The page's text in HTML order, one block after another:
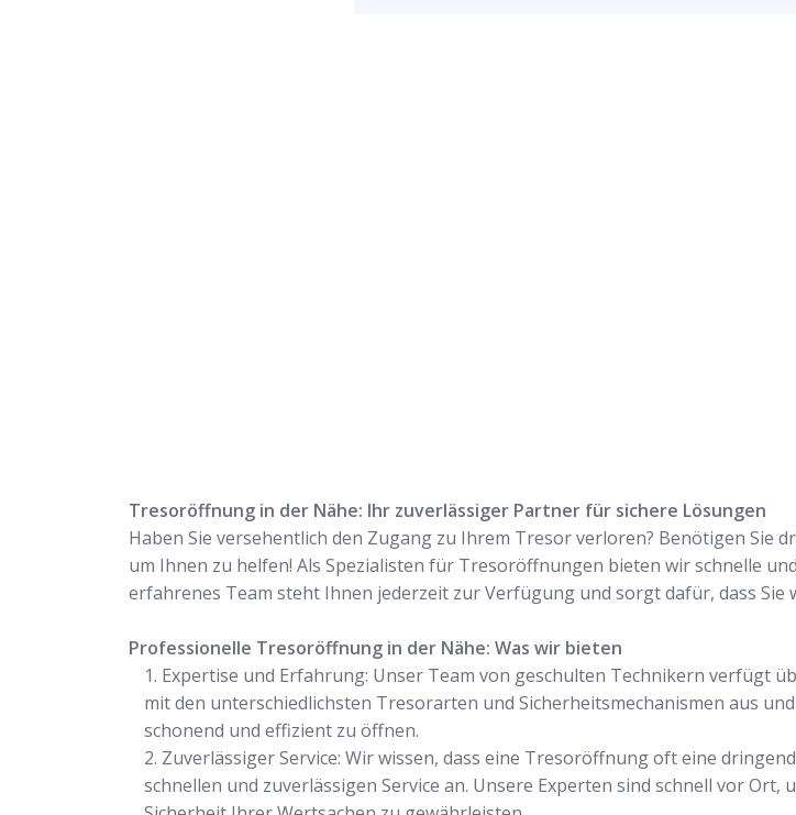
Tresoröffnung in der Nähe: Ihr zuverlässiger Partner für sichere Lösungen
Haben Sie versehentlich den Zugang zu Ihrem Tresor verloren? Benötigen Sie
um Ihnen zu helfen! Als Spezialisten für Tresoröffnungen bieten wir schnelle
erfahrenes Team steht Ihnen jederzeit zur Verfügung und sorgt dafür, dass
Professionelle Tresoröffnung in der Nähe: Was wir bieten
Expertise und Erfahrung: Unser Team von geschulten Technikern verfügt
mit den unterschiedlichsten Tresorarten und Sicherheitsmechanismen aus
schonend und effizient zu öffnen.
Zuverlässiger Service: Wir wissen, dass eine Tresoröffnung oft eine
schnellen und zuverlässigen Service an. Unsere Experten sind schnell vor